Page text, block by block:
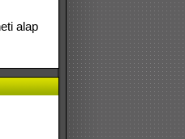
alap